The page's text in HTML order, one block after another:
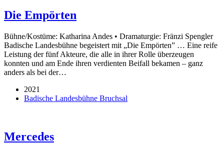
Die Empörten
Bühne/Kostüme: Katharina Andes • Dramaturgie: Fränzi Spengler
Badische Landesbühne begeistert mit „Die Empörten” … Eine reife
Leistung der fünf Akteure, die alle in ihrer Rolle überzeugen
konnten und am Ende ihren verdienten Beifall bekamen – ganz
anders als bei der…
2021
Badische Landesbühne Bruchsal
Mercedes